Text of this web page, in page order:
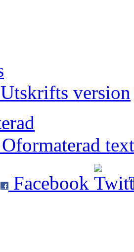
Utskrifts version
Oformaterad text
Facebook